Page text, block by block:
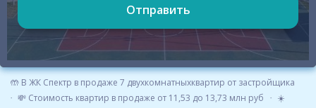
🤲 В ЖК Спектр в продаже 7 двухкомнатныхквартир от застройщика
💸 Стоимость квартир в продаже от 11,53 до 13,73 млн руб
☀️
Отправить